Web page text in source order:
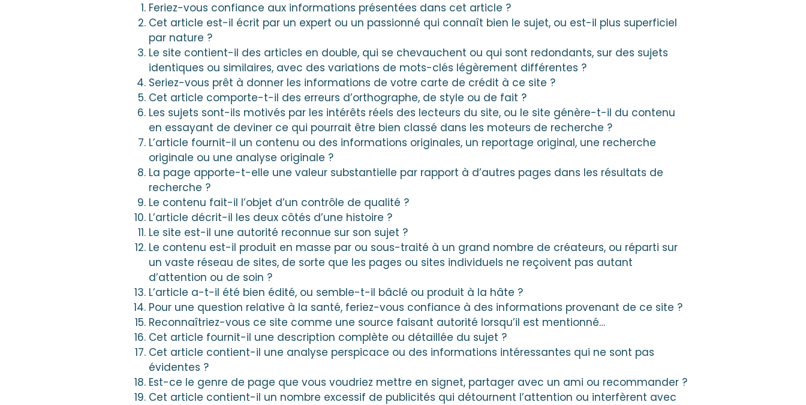
Feriez-vous confiance aux informations présentées dans cet article ?
Cet article est-il écrit par un expert ou un passionné qui connaît bien le sujet, ou est-il plus superficiel
par nature ?
Le site contient-il des articles en double, qui se chevauchent ou qui sont redondants, sur des sujets
identiques ou similaires, avec des variations de mots-clés légèrement différentes ?
Seriez-vous prêt à donner les informations de votre carte de crédit à ce site ?
Cet article comporte-t-il des erreurs d’orthographe, de style ou de fait ?
Les sujets sont-ils motivés par les intérêts réels des lecteurs du site, ou le site génère-t-il du contenu
en essayant de deviner ce qui pourrait être bien classé dans les moteurs de recherche ?
L’article fournit-il un contenu ou des informations originales, un reportage original, une recherche
originale ou une analyse originale ?
La page apporte-t-elle une valeur substantielle par rapport à d’autres pages dans les résultats de
recherche ?
Le contenu fait-il l’objet d’un contrôle de qualité ?
L’article décrit-il les deux côtés d’une histoire ?
Le site est-il une autorité reconnue sur son sujet ?
Le contenu est-il produit en masse par ou sous-traité à un grand nombre de créateurs, ou réparti sur
un vaste réseau de sites, de sorte que les pages ou sites individuels ne reçoivent pas autant
d’attention ou de soin ?
L’article a-t-il été bien édité, ou semble-t-il bâclé ou produit à la hâte ?
Pour une question relative à la santé, feriez-vous confiance à des informations provenant de ce site ?
Reconnaîtriez-vous ce site comme une source faisant autorité lorsqu’il est mentionné…
Cet article fournit-il une description complète ou détaillée du sujet ?
Cet article contient-il une analyse perspicace ou des informations intéressantes qui ne sont pas
évidentes ?
Est-ce le genre de page que vous voudriez mettre en signet, partager avec un ami ou recommander ?
Cet article contient-il un nombre excessif de publicités qui détournent l’attention ou interfèrent avec